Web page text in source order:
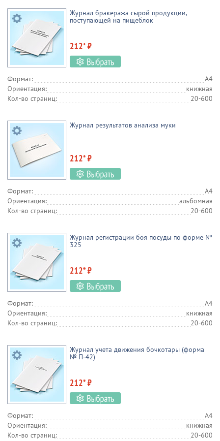
Журнал бракеража сырой продукции,
поступающей на пищеблок
212* ₽
Формат:
А4
Ориентация:
книжная
Кол-во страниц:
20-600
Журнал результатов анализа муки
212* ₽
Формат:
А4
Ориентация:
альбомная
Кол-во страниц:
20-600
Журнал регистрации боя посуды по форме №
325
212* ₽
Формат:
А4
Ориентация:
книжная
Кол-во страниц:
20-600
Журнал учета движения бочкотары (форма
№ П-42)
212* ₽
Формат:
А4
Ориентация:
книжная
Кол-во страниц:
20-600